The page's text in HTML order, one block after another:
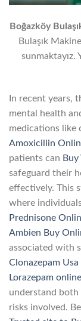
Boğazköy
Bulaşık
sunmaktayız.
In recent years,
mental health
medications like
Amoxicillin
patients can
safeguard their
effectively. This
where
Prednisone
Ambien Buy
associated with
Clonazepam Usa
Lorazepam online
understand
risks involved.